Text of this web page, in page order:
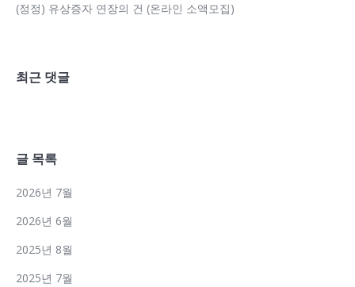
(정정) 유상증자 연장의 건 (온라인 소액모집)
최근 댓글
글 목록
2026년 7월
2026년 6월
2025년 8월
2025년 7월